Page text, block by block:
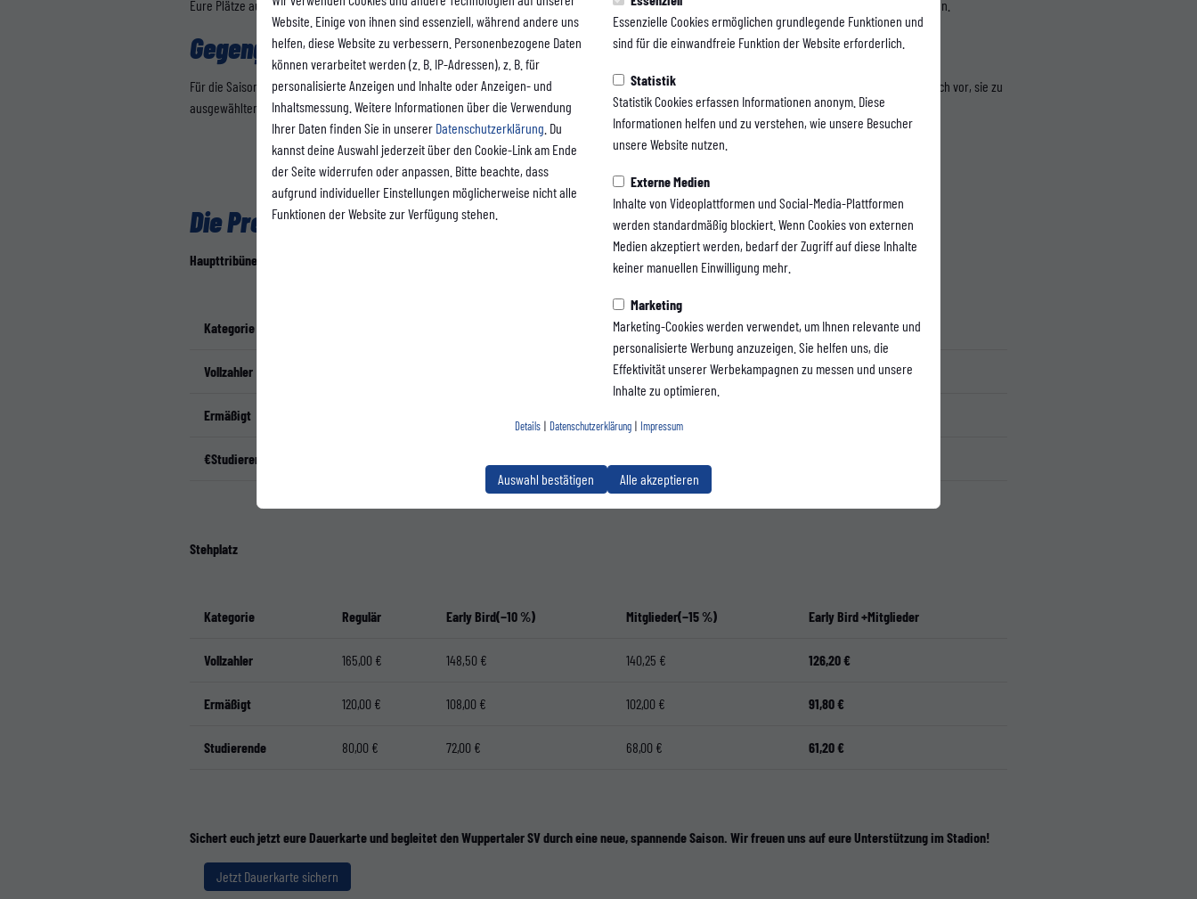
Website. Einige von ihnen sind essenziell, während andere uns
helfen, diese Website zu verbessern. Personenbezogene Daten
können verarbeitet werden (z. B. IP-Adressen), z. B. für
personalisierte Anzeigen und Inhalte oder Anzeigen- und
Inhaltsmessung. Weitere Informationen über die Verwendung
Ihrer Daten finden Sie in unserer Datenschutzerklärung . Du
kannst deine Auswahl jederzeit über den Cookie-Link am Ende
der Seite widerrufen oder anpassen. Bitte beachte, dass
aufgrund individueller Einstellungen möglicherweise nicht alle
Funktionen der Website zur Verfügung stehen.
Essenzielle Cookies ermöglichen grundlegende Funktionen und
sind für die einwandfreie Funktion der Website erforderlich.
Statistik
Statistik Cookies erfassen Informationen anonym. Diese
Informationen helfen und zu verstehen, wie unsere Besucher
unsere Website nutzen.
Externe Medien
Inhalte von Videoplattformen und Social-Media-Plattformen
werden standardmäßig blockiert. Wenn Cookies von externen
Medien akzeptiert werden, bedarf der Zugriff auf diese Inhalte
keiner manuellen Einwilligung mehr.
Marketing
Marketing-Cookies werden verwendet, um Ihnen relevante und
personalisierte Werbung anzuzeigen. Sie helfen uns, die
Effektivität unserer Werbekampagnen zu messen und unsere
Inhalte zu optimieren.
Details | Datenschutzerklärung | Impressum
Auswahl bestätigen Alle akzeptieren
Eure Plätze aus der vergangenen Saison bleiben bis einschließlich 19. Juli 2026 für euch reserviert und können in diesem Zeitraum wieder gebucht werden.
Gegengerade bleibt geschlossen
Für die Saison 2026/27 bleibt die Gegengerade grundsätzlich geschlossen, es werden weder Dauer- noch Tageskarten angeboten. Wir behalten uns jedoch vor, sie zu
ausgewählten Spielen mit hoher Nachfrage gesondert zu öffnen.
Jetzt Dauerkarte sichern
Die Preise in der Übersicht
Haupttribüne (Sitzplatz)
Kategorie Mitglieder(−15 %) Early Bird +Mitglieder
Vollzahler 267,75 € 240,98 €
Ermäßigt
€Studierende
Stehplatz
Kategorie Regulär Early Bird(−10 %) Mitglieder(−15 %) Early Bird +Mitglieder
Vollzahler 165,00 € 148,50 € 140,25 € 126,20 €
Ermäßigt 120,00 € 108,00 € 102,00 € 91,80 €
Studierende 80,00 € 72,00 € 68,00 € 61,20 €
Sichert euch jetzt eure Dauerkarte und begleitet den Wuppertaler SV durch eine neue, spannende Saison. Wir freuen uns auf eure Unterstützung im Stadion!
Jetzt Dauerkarte sichern